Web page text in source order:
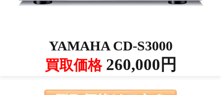
YAMAHA CD-S3000
買取価格260,000円